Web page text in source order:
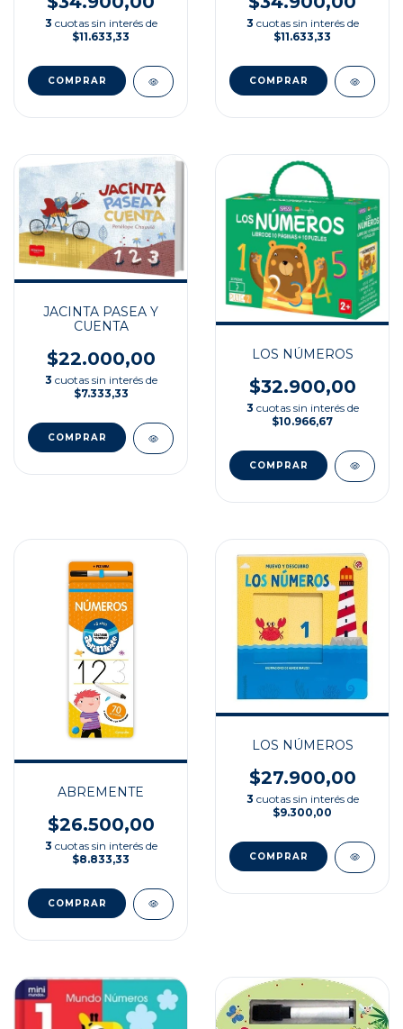
3 cuotas sin interés de
$11.633,33
3 cuotas sin interés de
$11.633,33
JACINTA PASEA Y
CUENTA
$22.000,00
3 cuotas sin interés de
$7.333,33
LOS NÚMEROS
$32.900,00
3 cuotas sin interés de
$10.966,67
ABREMENTE
$26.500,00
3 cuotas sin interés de
$8.833,33
LOS NÚMEROS
$27.900,00
3 cuotas sin interés de
$9.300,00